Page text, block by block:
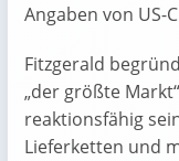
Angaben von US-
Fitzgerald
„der größte
reaktionsfähig
Lieferketten und